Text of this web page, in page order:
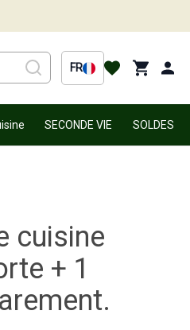
FR
SECONDE VIE SOLDES
cuisine
+ 1